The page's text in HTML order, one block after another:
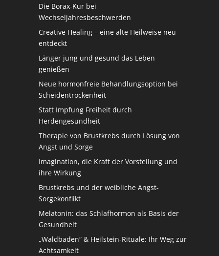
Die Borax-Kur bei
Wechseljahresbeschwerden
Creative Healing – eine alte Heilweise neu
entdeckt
Länger jung und gesund das Leben
genießen
Neue hormonfreie Behandlungsoption bei
Scheidentrockenheit
Statt Impfung Freiheit durch
Herdengesundheit
Therapie von Brustkrebs durch Lösung von
Angst und Sorge
Imagination, die Kraft der Vorstellung und
ihre Wirkung
Brustkrebs und der weibliche Angst-
Sorgekonflikt
Melatonin: das Schlafhormon als Basis der
Gesundheit
„Waldbaden“ & Heilstein-Rituale: Ihr Weg zur
Achtsamkeit